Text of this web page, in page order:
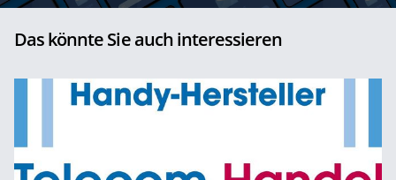
Das könnte Sie auch interessieren